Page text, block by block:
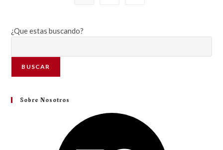
¿Que estas buscando?
BUSCAR
Sobre Nosotros